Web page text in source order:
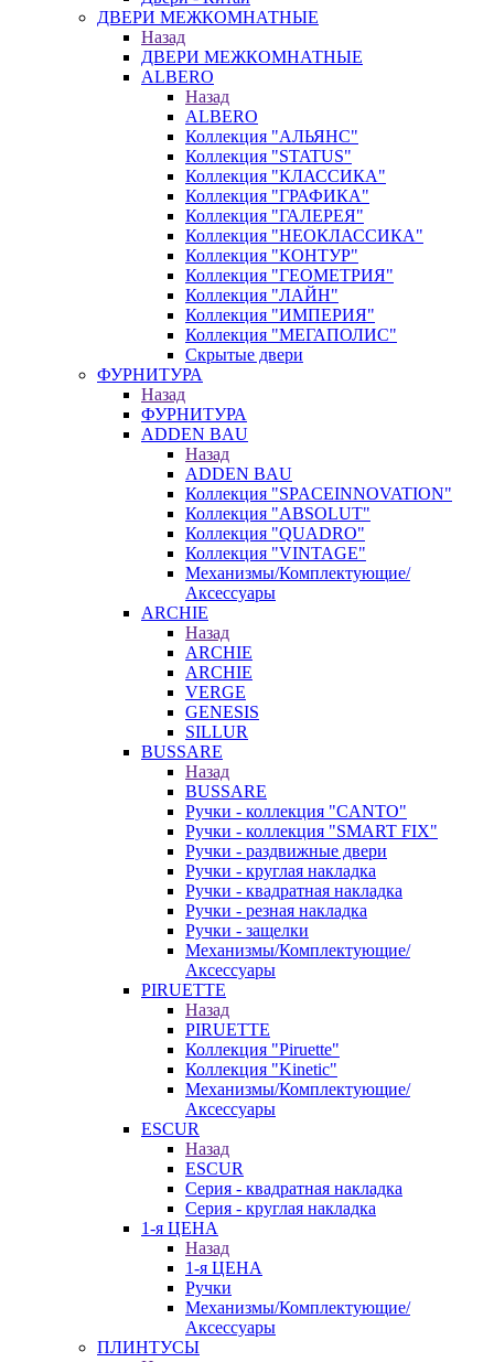
ДВЕРИ МЕЖКОМНАТНЫЕ
Назад
ДВЕРИ МЕЖКОМНАТНЫЕ
ALBERO
Назад
ALBERO
Коллекция "АЛЬЯНС"
Коллекция "STATUS"
Коллекция "КЛАССИКА"
Коллекция "ГРАФИКА"
Коллекция "ГАЛЕРЕЯ"
Коллекция "НЕОКЛАССИКА"
Коллекция "КОНТУР"
Коллекция "ГЕОМЕТРИЯ"
Коллекция "ЛАЙН"
Коллекция "ИМПЕРИЯ"
Коллекция "МЕГАПОЛИС"
Скрытые двери
ФУРНИТУРА
Назад
ФУРНИТУРА
ADDEN BAU
Назад
ADDEN BAU
Коллекция "SPACEINNOVATION"
Коллекция "ABSOLUT"
Коллекция "QUADRO"
Коллекция "VINTAGE"
Механизмы/Комплектующие/
Аксессуары
ARCHIE
Назад
ARCHIE
ARCHIE
VERGE
GENESIS
SILLUR
BUSSARE
Назад
BUSSARE
Ручки - коллекция "CANTO"
Ручки - коллекция "SMART FIX"
Ручки - раздвижные двери
Ручки - круглая накладка
Ручки - квадратная накладка
Ручки - резная накладка
Ручки - защелки
Механизмы/Комплектующие/
Аксессуары
PIRUETTE
Назад
PIRUETTE
Коллекция "Piruette"
Коллекция "Kinetic"
Механизмы/Комплектующие/
Аксессуары
ESCUR
Назад
ESCUR
Серия - квадратная накладка
Серия - круглая накладка
1-я ЦЕНА
Назад
1-я ЦЕНА
Ручки
Механизмы/Комплектующие/
Аксессуары
ПЛИНТУСЫ